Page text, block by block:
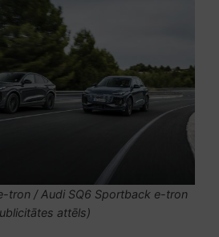
tron / Audi SQ6 Sportback e-tron
attēls)